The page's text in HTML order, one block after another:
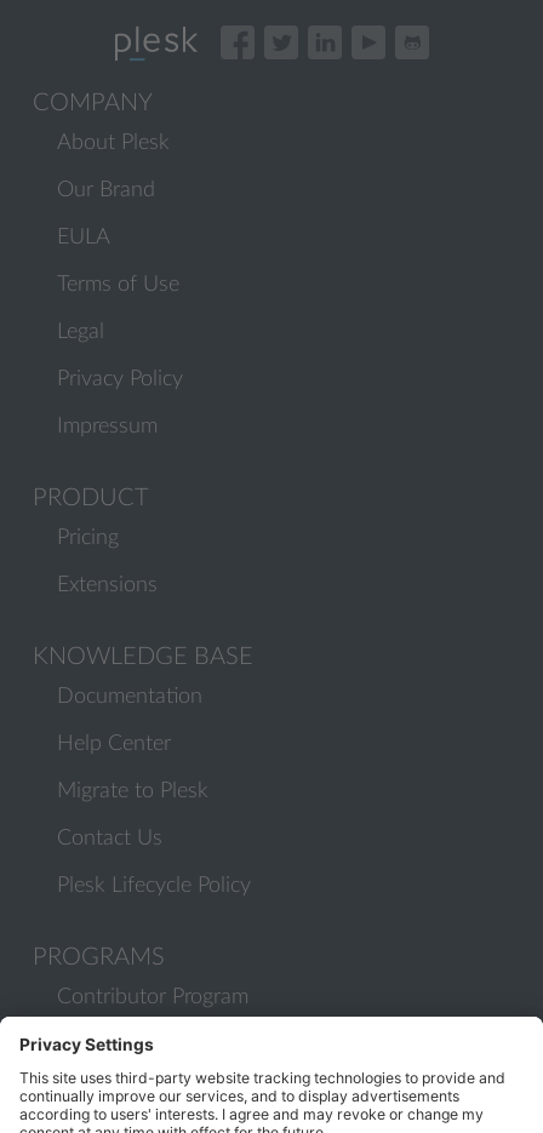
COMPANY
About Plesk
Our Brand
EULA
Terms of Use
Legal
Privacy Policy
Impressum
PRODUCT
Pricing
Extensions
KNOWLEDGE BASE
Documentation
Help Center
Migrate to Plesk
Contact Us
Plesk Lifecycle Policy
PROGRAMS
Contributor Program
Partner Program
COMMUNITY